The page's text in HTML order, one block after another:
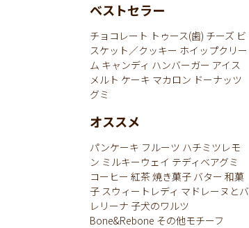
ベストセラー
チョコレート トゥース(歯) チーズ ビ
スケット／クッキー ホイップクリー
ム キャンディ ハンバーガー アイス
メルト ケーキ マカロン ドーナッツ
グミ
オススメ
パンケーキ フルーツ ハチミツレモ
ン ミルキーウェイ テディベアグミ
コーヒー 紅茶焼き菓子 バター 和菓
子 スウィートレディ マドレーヌとバ
レリーナ 子犬のワルツ
Bone&Rebone その他モチーフ